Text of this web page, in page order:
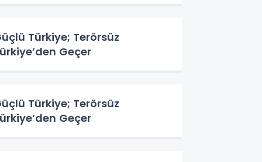
Türkiye; Terörsüz
Geçer
Türkiye; Terörsüz
Geçer